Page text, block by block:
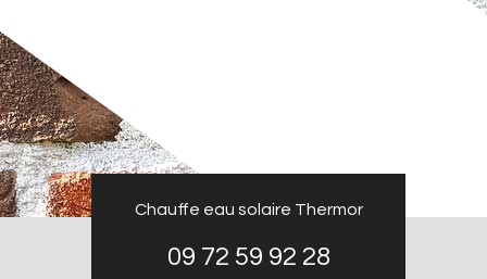
Chauffe eau solaire Thermor
09 72 59 92 28